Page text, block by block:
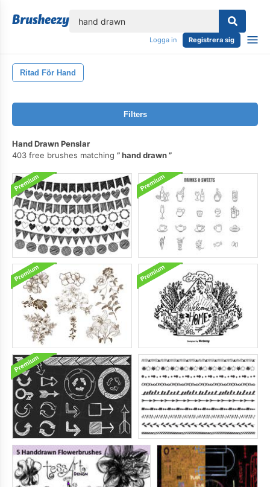
Logga in Registrera sig
Ritad För Hand
Filters
Hand Drawn Penslar
403 free brushes matching
hand drawn